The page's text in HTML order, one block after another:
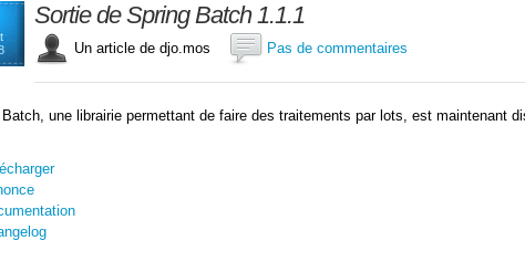
Sortie de Spring Batch 1.1.1
Un article de djo.mos Pas de commentaires
une librairie permettant de faire des traitements par lots, est maintenant